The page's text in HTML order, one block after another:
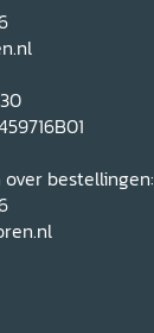
bestellingen: